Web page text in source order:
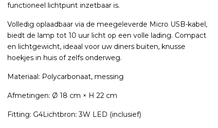
functioneel lichtpunt inzetbaar is.
Volledig oplaadbaar via de meegeleverde Micro USB-kabel,
biedt de lamp tot 10 uur licht op een volle lading. Compact
en lichtgewicht, ideaal voor uw diners buiten, knusse
hoekjes in huis of zelfs onderweg.
Materiaal: Polycarbonaat, messing
Afmetingen: Ø 18 cm × H 22 cm
Fitting: G4Lichtbron: 3W LED (inclusief)